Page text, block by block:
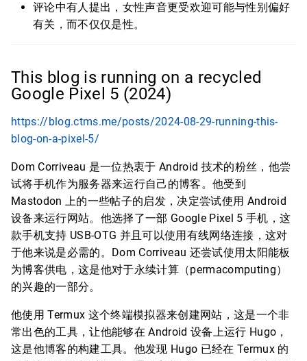
评论中有人提出，女性声音更受欢迎可能与性别偏好
有关，而不仅仅是性。
This blog is running on a recycled
Google Pixel 5 (2024)
https://blog.ctms.me/posts/2024-08-29-running-this-
blog-on-a-pixel-5/
Dom Corriveau 是一位热衷于 Android 技术的粉丝，他尝
试将手机作为服务器来运行自己的博客。他受到
Mastodon 上的一些帖子的启发，决定尝试使用 Android
设备来运行网站。他选择了一部 Google Pixel 5 手机，这
款手机支持 USB-OTG 并且可以使用有线网络连接，这对
于他来说是必需的。Dom Corriveau 还尝试使用太阳能板
为博客供电，这是他对于永续计算（permacomputing）
的兴趣的一部分。
他使用 Termux 这个终端模拟器来创建网站，这是一个非
常出色的工具，让他能够在 Android 设备上运行 Hugo，
这是他博客的构建工具。他发现 Hugo 已经在 Termux 的